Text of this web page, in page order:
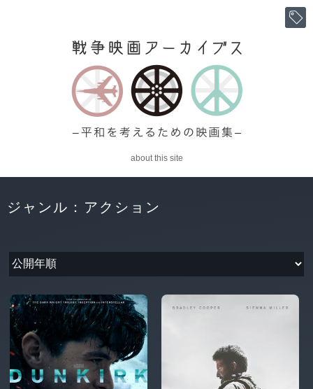
about this site
ジャンル：アクション